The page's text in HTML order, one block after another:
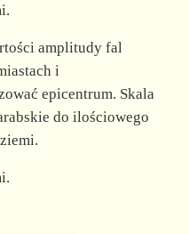
amplitudy fal
i
epicentrum. Skala
do ilościowego